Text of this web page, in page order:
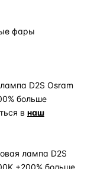
фары
D2S Osram
больше
в наш
лампа D2S